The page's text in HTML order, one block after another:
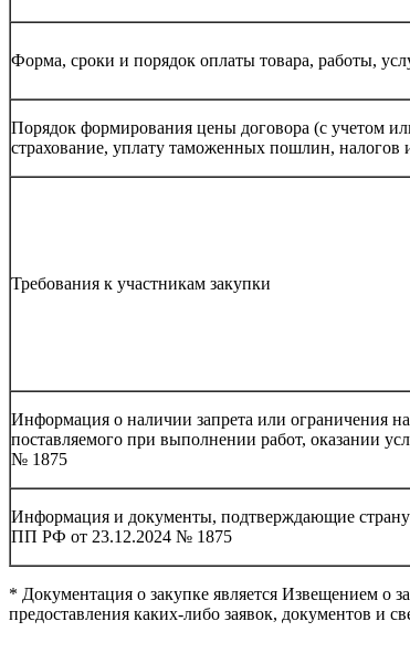
Форма, сроки и порядок оплаты товара, работы,
Порядок формирования цены договора (с учетом
страхование, уплату таможенных пошлин, налогов
Требования к участникам закупки
Информация о наличии запрета или ограничения
поставляемого при выполнении работ, оказании
№ 1875
Информация и документы, подтверждающие страну
ПП РФ от 23.12.2024 № 1875
* Документация о закупке является Извещением о
предоставления каких-либо заявок, документов и